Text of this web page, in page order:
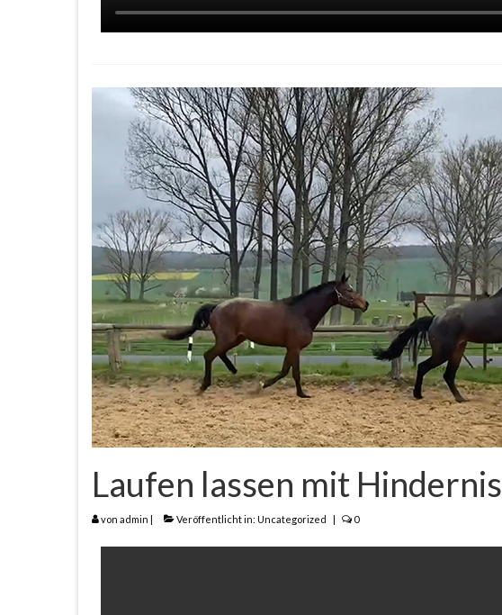
Laufen lassen mit Hindernis
von admin | Veröffentlicht in: Uncategorized | 0